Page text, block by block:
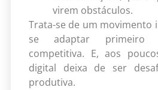
virem obstáculos.
Trata-se de um movimento
se adaptar primeiro
competitiva. E, aos
digital deixa de ser
produtiva.